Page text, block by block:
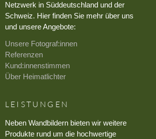
Netzwerk in Süddeutschland und der
Schweiz. Hier finden Sie mehr über uns
und unsere Angebote:
Unsere Fotograf:innen
Referenzen
Kund:innenstimmen
Über Heimatlichter
LEISTUNGEN
Neben Wandbildern bieten wir weitere
Produkte rund um die hochwertige